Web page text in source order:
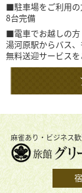
■駐車場をご利用の
8台完備
■電車でお越しの方
湯河原駅からバス
無料送迎サービス
麻雀あり・ビジネス